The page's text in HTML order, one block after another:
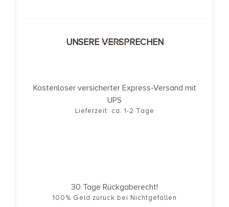
UNSERE VERSPRECHEN
Kostenloser versicherter Express-Versand mit
UPS
Lieferzeit: ca. 1-2 Tage
30 Tage Rückgaberecht!
100% Geld zurück bei Nichtgefallen